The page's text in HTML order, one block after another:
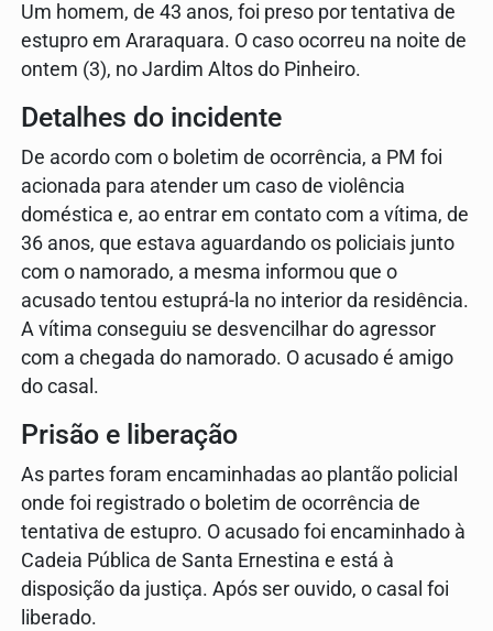
Um homem, de 43 anos, foi preso por tentativa de
estupro em Araraquara. O caso ocorreu na noite de
ontem (3), no Jardim Altos do Pinheiro.
Detalhes do incidente
De acordo com o boletim de ocorrência, a PM foi
acionada para atender um caso de violência
doméstica e, ao entrar em contato com a vítima, de
36 anos, que estava aguardando os policiais junto
com o namorado, a mesma informou que o
acusado tentou estuprá-la no interior da residência.
A vítima conseguiu se desvencilhar do agressor
com a chegada do namorado. O acusado é amigo
do casal.
Prisão e liberação
As partes foram encaminhadas ao plantão policial
onde foi registrado o boletim de ocorrência de
tentativa de estupro. O acusado foi encaminhado à
Cadeia Pública de Santa Ernestina e está à
disposição da justiça. Após ser ouvido, o casal foi
liberado.